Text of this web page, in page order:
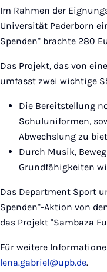
Im Rahmen der
Universität Paderborn
Spenden" brachte 280
Das Projekt, das von
umfasst zwei wichtige
Die Bereitstellung
Schuluniformen,
Abwechslung zu
Durch Musik,
Grundfähigkeiten
Das Department Sport
Spenden"-Aktion von
das Projekt "Sambaza
Für weitere
lena.gabriel@upb.de.